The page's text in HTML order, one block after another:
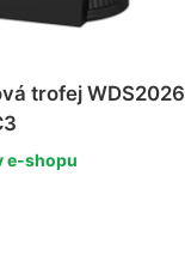
trofej WDS2026
e-shopu